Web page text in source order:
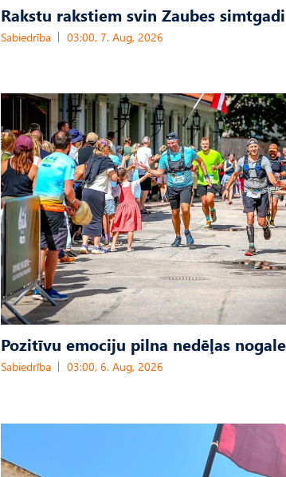
Rakstu rakstiem svin Zaubes simtgadi
Sabiedrība 03:00, 7. Aug, 2026
Pozitīvu emociju pilna nedēļas nogale
Sabiedrība 03:00, 6. Aug, 2026